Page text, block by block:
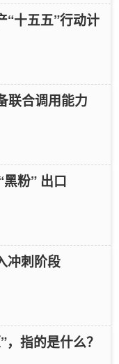
“十五五”行动计
联合调用能力
粉” 出口
冲刺阶段
指的是什么？